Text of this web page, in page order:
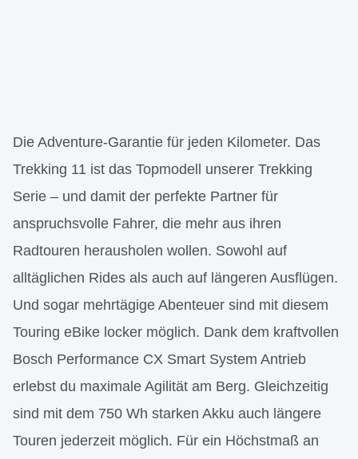
Die Adventure-Garantie für jeden Kilometer. Das
Trekking 11 ist das Topmodell unserer Trekking
Serie – und damit der perfekte Partner für
anspruchsvolle Fahrer, die mehr aus ihren
Radtouren herausholen wollen. Sowohl auf
alltäglichen Rides als auch auf längeren Ausflügen.
Und sogar mehrtägige Abenteuer sind mit diesem
Touring eBike locker möglich. Dank dem kraftvollen
Bosch Performance CX Smart System Antrieb
erlebst du maximale Agilität am Berg. Gleichzeitig
sind mit dem 750 Wh starken Akku auch längere
Touren jederzeit möglich. Für ein Höchstmaß an